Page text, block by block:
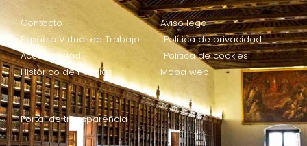
Contacto
Espacio Virtual de Trabajo
Accesibilidad
Histórico de noticias
Aviso legal
Política de privacidad
Política de cookies
Mapa web
Portal de transparencia